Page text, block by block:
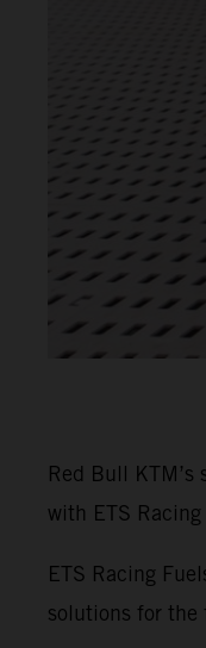
Red Bull
with ETS
ETS Racing
solutions for the